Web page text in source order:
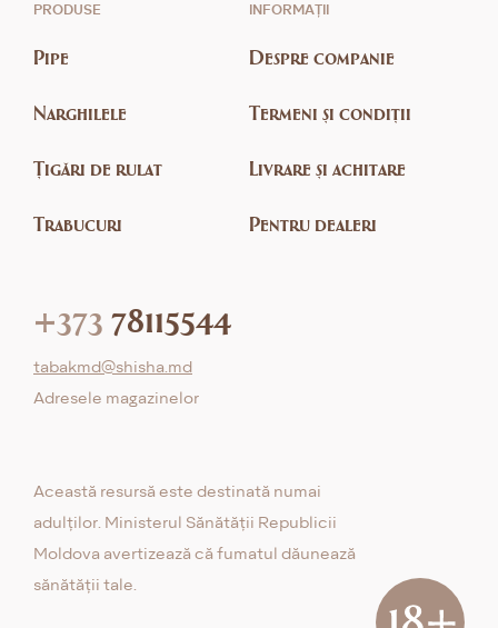
PRODUSE
Pipe
Narghilele
Țigări de rulat
Trabucuri
INFORMAȚII
Despre companie
Termeni și condiții
Livrare și achitare
Pentru dealeri
+373 78115544
tabakmd@shisha.md
Adresele magazinelor
Această resursă este destinată numai
adulților. Ministerul Sănătății Republicii
Moldova avertizează că fumatul dăunează
sănătății tale.